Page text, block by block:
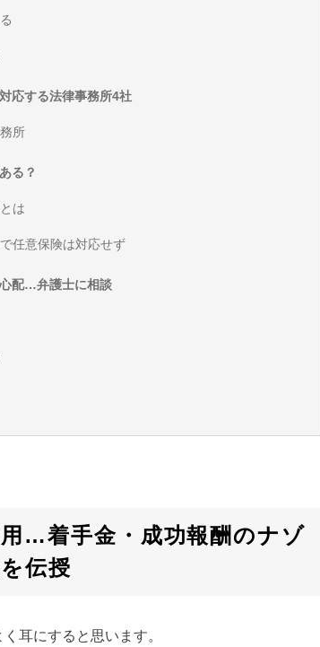
応する法律事務所4社
所
る？
は
任意保険は対応せず
配…弁護士に相談
…着手金・成功報酬のナゾ
伝授
耳にすると思います。